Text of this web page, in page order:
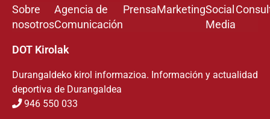
Sobre
nosotros
Agencia de
Comunicación
PrensaMarketingSocial
Media
DOT Kirolak
Durangaldeko kirol informazioa. Información y actualidad
deportiva de Durangaldea
946 550 033